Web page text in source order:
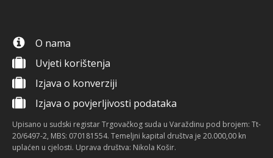
O nama
Uvjeti korištenja
Izjava o konverziji
Izjava o povjerljivosti podataka
Upisano u sudski registar Trgovačkog suda u Varaždinu pod brojem: Tt-
20/6497-2, MBS: 070181554. Temeljni kapital društva je 20.000,00 kn
uplaćen u cjelosti. Uprava društva: Nikola Košir.